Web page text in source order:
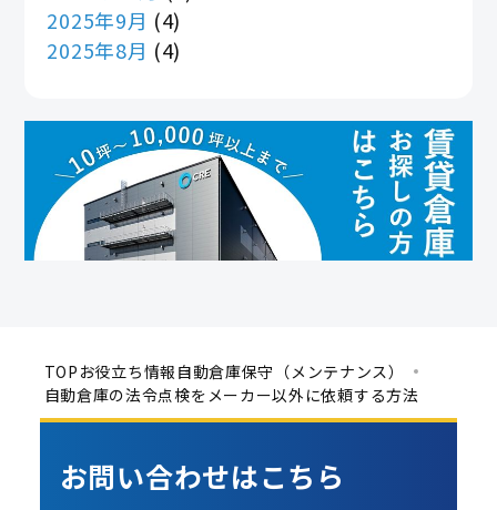
2025年9月 (4)
2025年8月 (4)
TOP お役立ち情報 自動倉庫保守（メンテナンス）
自動倉庫の法令点検をメーカー以外に依頼する方法
お問い合わせはこちら